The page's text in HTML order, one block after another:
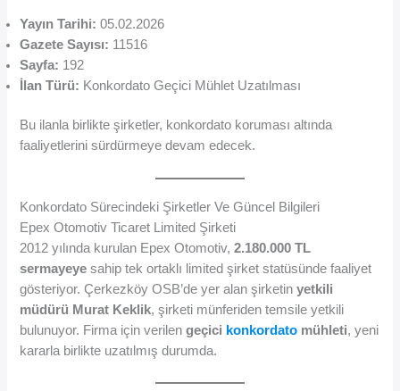
Yayın Tarihi: 05.02.2026
Gazete Sayısı: 11516
Sayfa: 192
İlan Türü: Konkordato Geçici Mühlet Uzatılması
Bu ilanla birlikte şirketler, konkordato koruması altında
faaliyetlerini sürdürmeye devam edecek.
Konkordato Sürecindeki Şirketler Ve Güncel Bilgileri
Epex Otomotiv Ticaret Limited Şirketi
2012 yılında kurulan Epex Otomotiv,2.180.000 TL
sermayeye sahip tek ortaklı limited şirket statüsünde faaliyet
gösteriyor. Çerkezköy OSB’de yer alan şirketinyetkili
müdürü Murat Keklik, şirketi münferiden temsile yetkili
bulunuyor. Firma için verilengeçici konkordato mühleti, yeni
kararla birlikte uzatılmış durumda.